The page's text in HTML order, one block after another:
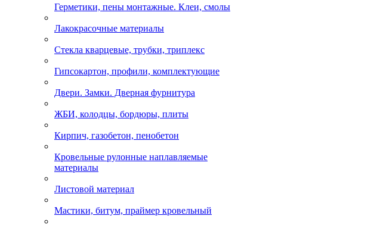
Герметики, пены монтажные. Клеи, смолы
Лакокрасочные материалы
Стекла кварцевые, трубки, триплекс
Гипсокартон, профили, комплектующие
Двери. Замки. Дверная фурнитура
ЖБИ, колодцы, бордюры, плиты
Кирпич, газобетон, пенобетон
Кровельные рулонные наплавляемые
материалы
Листовой материал
Мастики, битум, праймер кровельный